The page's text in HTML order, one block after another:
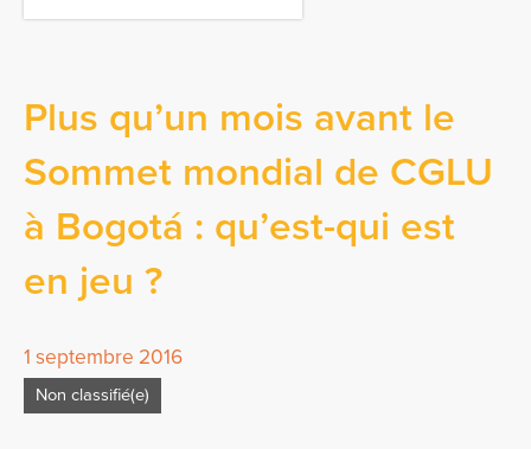
Plus qu’un mois avant le
Sommet mondial de CGLU
à Bogotá : qu’est-qui est
en jeu ?
1 septembre 2016
Non classifié(e)